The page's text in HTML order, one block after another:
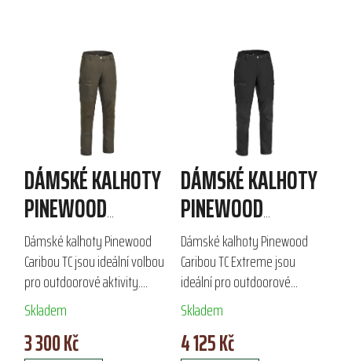
DÁMSKÉ KALHOTY
PINEWOOD
CARIBOU TC
Dámské kalhoty Pinewood
Caribou TC jsou ideální volbou
pro outdoorové aktivity.
Vyrobené z odolného
materiálu TC-Lite™, poskytují
4-way stretch elastičnost na
Skladem
3 300 Kč
DÁMSKÉ KALHOTY
PINEWOOD
CARIBOU TC
EXTREME
Dámské kalhoty Pinewood
Caribou TC Extreme jsou
ideální pro outdoorové
aktivity, jako je turistika a lov.
Vyrobeny z odolného TC-lite™
materiálu, nabízejí vysokou
Skladem
4 125 Kč